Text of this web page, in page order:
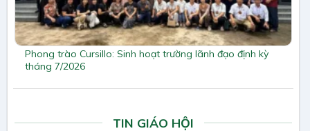
Phong trào Cursillo: Sinh hoạt trường lãnh đạo định kỳ
tháng 7/2026
TIN GIÁO HỘI